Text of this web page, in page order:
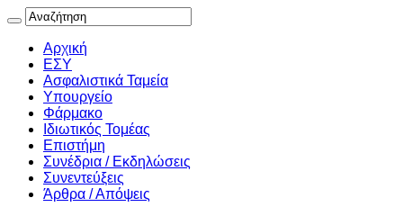
Αρχική
ΕΣΥ
Ασφαλιστικά Ταμεία
Υπουργείο
Φάρμακο
Ιδιωτικός Τομέας
Επιστήμη
Συνέδρια / Εκδηλώσεις
Συνεντεύξεις
Άρθρα / Απόψεις